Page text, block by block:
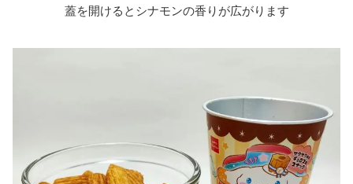
蓋を開けるとシナモンの香りが広がります